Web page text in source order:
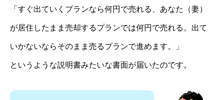
「すぐ出ていくプランなら何円で売れる、あなた（妻）
が居住したまま売却するプランでは何円で売れる。出て
いかないならそのまま売るプランで進めます。」
というような説明書みたいな書面が届いたのです。